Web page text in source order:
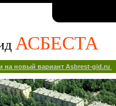
АСБЕСТА
на новый вариант Asbrest-gid.ru